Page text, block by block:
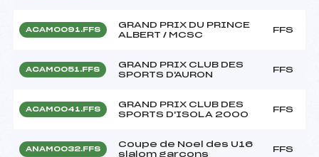
ACAM0091.FFS
GRAND PRIX DU PRINCE
ALBERT / MCSC
FFS
ACAM0051.FFS
GRAND PRIX CLUB DES
SPORTS D'AURON
FFS
ACAM0041.FFS
GRAND PRIX CLUB DES
SPORTS D'ISOLA 2000
FFS
ANAM0032.FFS
Coupe de Noel des U16
slalom garçons
FFS